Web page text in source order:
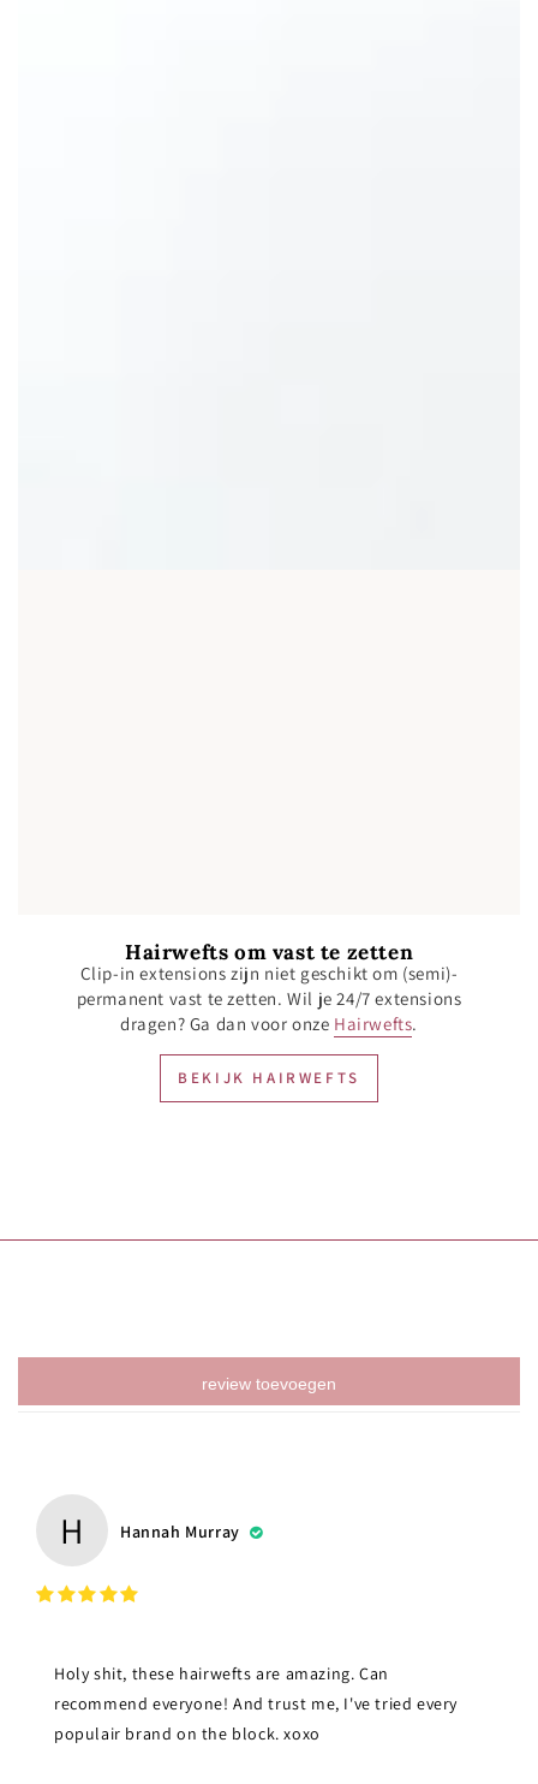
Hairwefts om vast te zetten
Clip-in extensions zijn niet geschikt om (semi)-
permanent vast te zetten. Wil je 24/7 extensions
dragen? Ga dan voor onze Hairwefts.
BEKIJK HAIRWEFTS
review toevoegen
H Hannah Murray
Holy shit, these hairwefts are amazing. Can
recommend everyone! And trust me, I've tried every
populair brand on the block. xoxo